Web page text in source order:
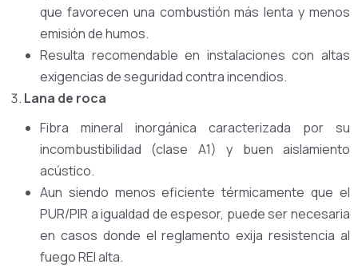
que favorecen una combustión más lenta y menos
emisión de humos.
Resulta recomendable en instalaciones con altas
exigencias de seguridad contra incendios.
Lana de roca
Fibra mineral inorgánica caracterizada por su
incombustibilidad (clase A1) y buen aislamiento
acústico.
Aun siendo menos eficiente térmicamente que el
PUR/PIR a igualdad de espesor, puede ser necesaria
en casos donde el reglamento exija resistencia al
fuego REI alta.